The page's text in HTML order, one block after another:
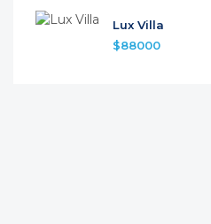
Lux Villa
$88000